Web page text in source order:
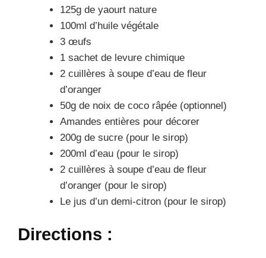
125g de yaourt nature
100ml d’huile végétale
3 œufs
1 sachet de levure chimique
2 cuillères à soupe d’eau de fleur
d’oranger
50g de noix de coco râpée (optionnel)
Amandes entières pour décorer
200g de sucre (pour le sirop)
200ml d’eau (pour le sirop)
2 cuillères à soupe d’eau de fleur
d’oranger (pour le sirop)
Le jus d’un demi-citron (pour le sirop)
Directions :